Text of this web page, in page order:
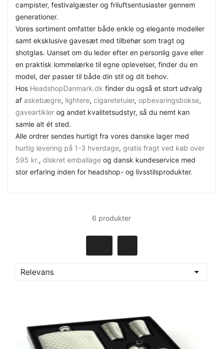
campister, festivalgæster og friluftsentusiaster gennem
generationer.
Vores sortiment omfatter både enkle og elegante modeller
samt eksklusive gavesæt med tilbehør som tragt og
shotglas. Uanset om du leder efter en personlig gave eller
en praktisk lommelærke til egne oplevelser, finder du en
model, der passer til både din stil og dit behov.
Hos HeadshopDanmark.dk finder du også et stort udvalg
af askebægre, lightere, cigaretetuier, opbevaringsbokse,
gaveartikler og andet kvalitetsudstyr, så du nemt kan
samle alt ét sted.
Alle ordrer sendes hurtigt fra vores danske lager med
hurtig levering på 1-3 hverdage, gratis fragt ved køb over
595 kr., diskret emballage og dansk kundeservice med
stor erfaring inden for headshop- og livsstilsprodukter.
6 produkter
Relevans 